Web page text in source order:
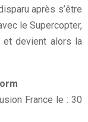
après s’être
le Supercopter,
et devient alors la
France le : 30